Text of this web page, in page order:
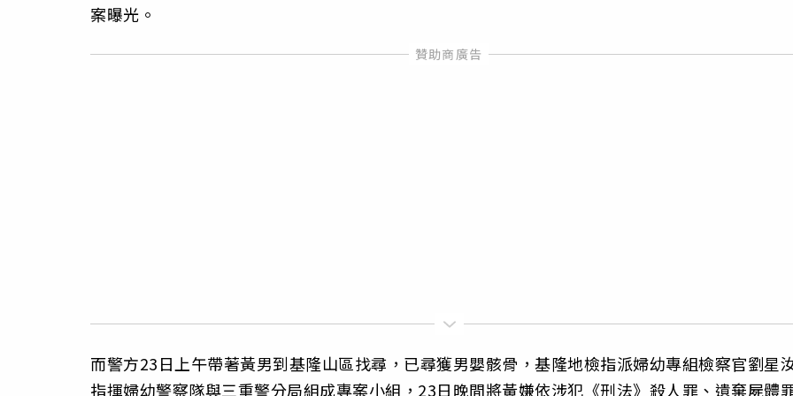
案曝光。
而警方23日上午帶著黃男到基隆山區找尋，已尋獲男嬰骸骨，基隆地檢指派婦幼專組檢察官劉星
指揮婦幼警察隊與三重警分局組成專案小組，23日晚間將黃嫌依涉犯《刑法》殺人罪、遺棄屍體